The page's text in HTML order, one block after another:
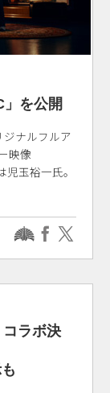
を公開
ジナルフルア
映像
児玉裕一氏。
ラボ決